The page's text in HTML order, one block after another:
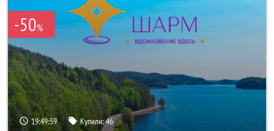
-50%
19:49:57 Купили:46